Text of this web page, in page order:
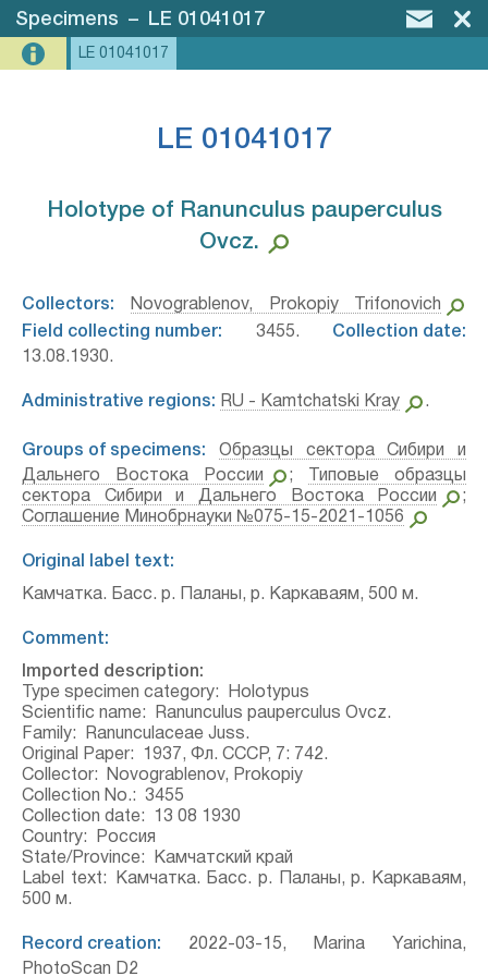
Specimens – LE 01041017
LE 01041017
LE 01041017
Holotype of Ranunculus pauperculus
Ovcz.⁣
Collectors:
Novograblenov, Prokopiy Trifonovich
Field collecting number: 3455. Collection date:
13.08.1930.
Administrative regions: RU - Kamtchatski Kray .
Groups of specimens:
Образцы сектора Сибири и
Дальнего Востока России
;
Типовые образцы
сектора Сибири и Дальнего Востока России
;
Соглашение Минобрнауки №075-15-2021-1056
Original label text:
Камчатка. Басс. р. Паланы, р. Каркаваям, 500 м.
Comment:
Imported description:
Type specimen category:
Holotypus
Scientific name:
Ranunculus pauperculus Ovcz.
Family:
Ranunculaceae Juss.
Original Paper:
1937, Фл. СССР, 7: 742.
Collector:
Novograblenov, Prokopiy
Collection No.: 3455
Collection date:
13 08 1930
Country:
Россия
State/Province:
Камчатский край
Label text:
Камчатка. Басс. р. Паланы, р. Каркаваям,
500 м.
Record creation: 2022-03-15, Marina Yarichina,
PhotoScan D2